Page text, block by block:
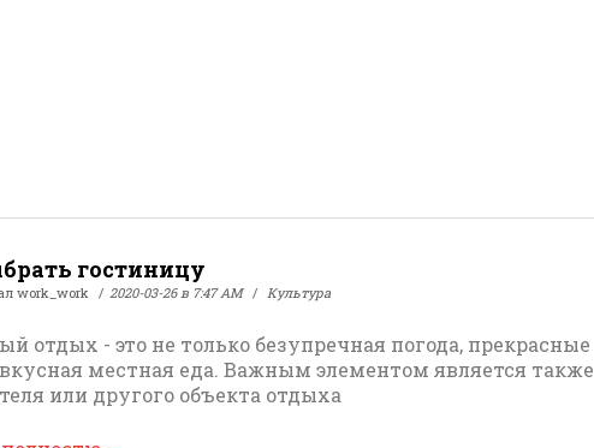
гостиницу
work_work 2020-03-26 в 7:47 AM Культура
отдых - это не только безупречная погода, прекрасные
местная еда. Важным элементом является также
или другого объекта отдыха